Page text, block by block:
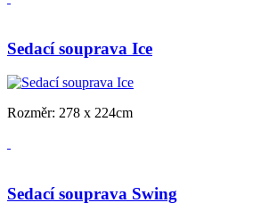
Sedací souprava Ice
Rozměr: 278 x 224cm
Sedací souprava Swing